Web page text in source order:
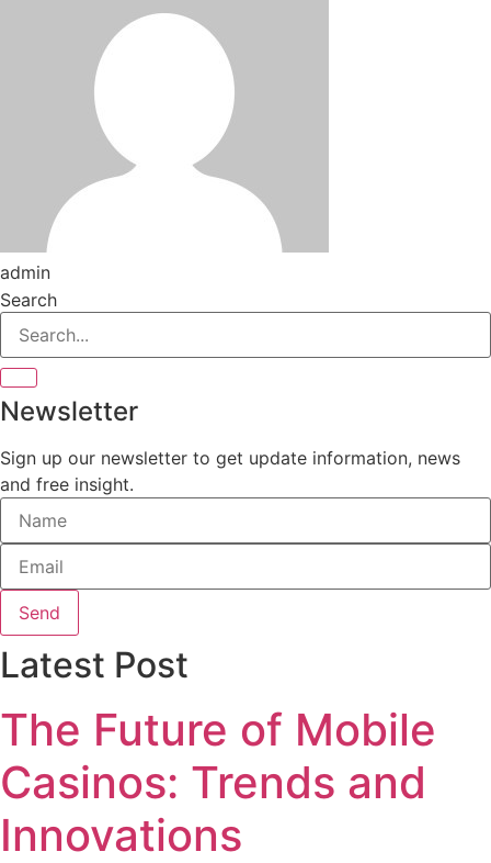
admin
Search
Newsletter
Sign up our newsletter to get update information, news
and free insight.
Send
Latest Post
The Future of Mobile
Casinos: Trends and
Innovations